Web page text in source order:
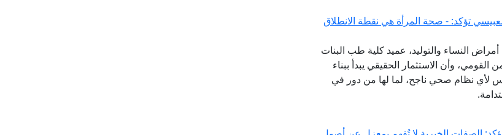
تؤكد: - صحة المرأة هي نقطة الانطلاق
النساء والتوليد، عميد كلية طب البنات
وأن الاستثمار الحقيقي يبدأ ببناء
لأي نظام صحي ناجح، لما لها من دور في